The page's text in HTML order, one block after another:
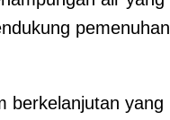
pemenuhan
berkelanjutan yang